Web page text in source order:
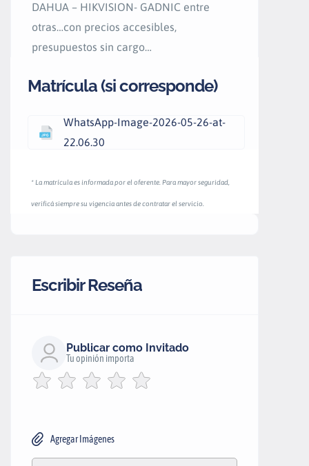
DAHUA – HIKVISION- GADNIC entre
otras…con precios accesibles,
presupuestos sin cargo…
Matrícula (si corresponde)
WhatsApp-Image-2026-05-26-at-
22.06.30
* La matrícula es informada por el oferente. Para mayor seguridad,
verificá siempre su vigencia antes de contratar el servicio.
Escribir Reseña
Publicar como Invitado
Tu opinión importa
Agregar Imágenes